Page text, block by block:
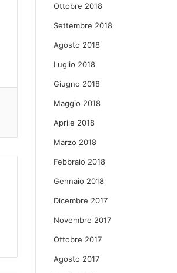
Ottobre 2018
Settembre 2018
Agosto 2018
Luglio 2018
Giugno 2018
Maggio 2018
Aprile 2018
Marzo 2018
Febbraio 2018
Gennaio 2018
Dicembre 2017
Novembre 2017
Ottobre 2017
Agosto 2017